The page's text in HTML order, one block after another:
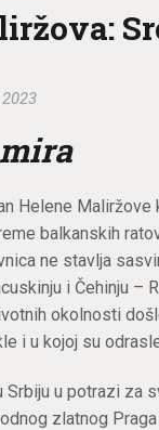
Helene Maliržove
balkanskih
ne stavlja
i Čehinju –
okolnosti
i u kojoj su
Srbiju u potrazi za
zlatnog